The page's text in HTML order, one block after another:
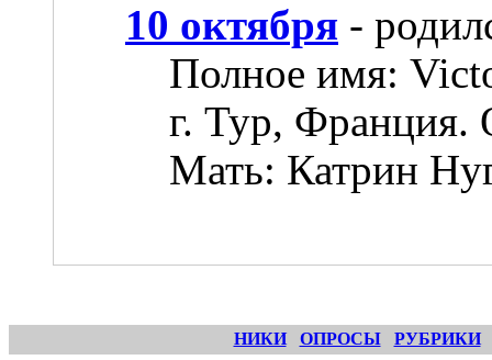
10 октября -
Полное имя:
г. Тур, Франция.
Мать: Катрин
НИКИ ОПРОСЫ РУБРИКИ